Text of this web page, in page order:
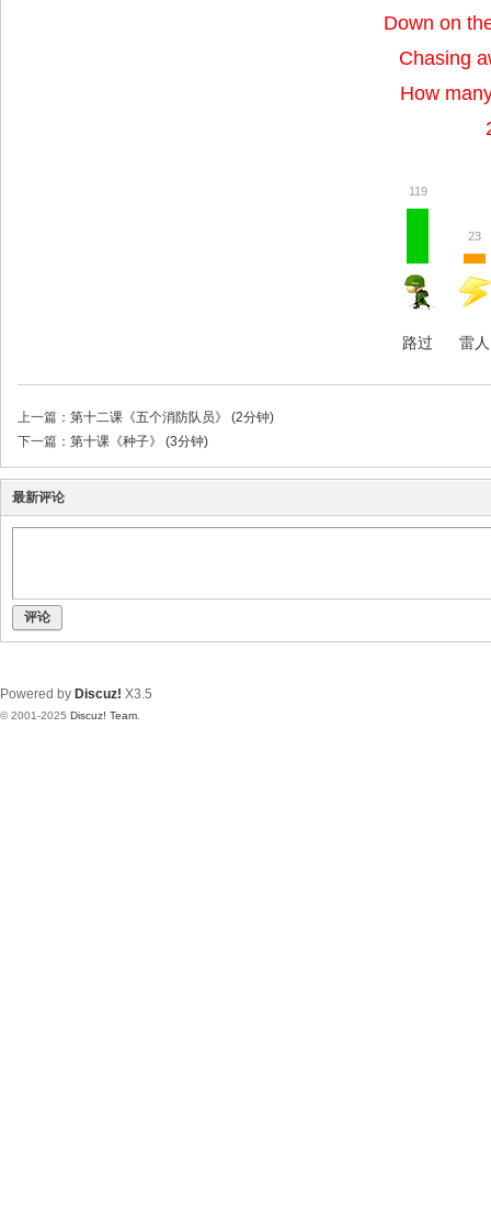
Down on
Chasing
How
119
路过
23
雷人
上一篇： 第十二课《五个消防队员》 (2分钟)
下一篇： 第十课《种子》 (3分钟)
最新评论
评论
Powered by Discuz! X3.5
© 2001-2025 Discuz! Team